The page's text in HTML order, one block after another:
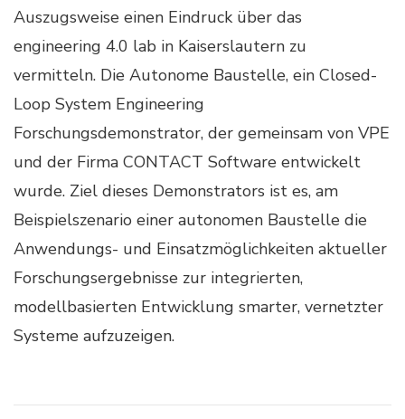
Auszugsweise einen Eindruck über das
engineering 4.0 lab in Kaiserslautern zu
vermitteln. Die Autonome Baustelle, ein Closed-
Loop System Engineering
Forschungsdemonstrator, der gemeinsam von VPE
und der Firma CONTACT Software entwickelt
wurde. Ziel dieses Demonstrators ist es, am
Beispielszenario einer autonomen Baustelle die
Anwendungs- und Einsatzmöglichkeiten aktueller
Forschungsergebnisse zur integrierten,
modellbasierten Entwicklung smarter, vernetzter
Systeme aufzuzeigen.